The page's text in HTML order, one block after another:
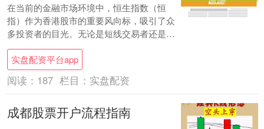
在当前的金融市场环境中，恒生指数（恒
指）作为香港股市的重要风向标，吸引了众
多投资者的目光。无论是短线交易者还是长
线布局者，都希望借助恒指的波动性获取收
益。然而，....
实盘配资平台app
阅读： 187 栏目： 实盘配资
成都股票开户流程指南